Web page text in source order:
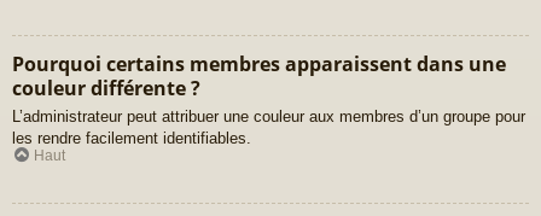
Pourquoi certains membres apparaissent dans une
couleur différente ?
L’administrateur peut attribuer une couleur aux membres d’un groupe pour
les rendre facilement identifiables.
Haut